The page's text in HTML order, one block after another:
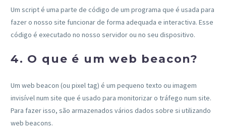
Um script é uma parte de código de um programa que é usada para
fazer o nosso site funcionar de forma adequada e interactiva. Esse
código é executado no nosso servidor ou no seu dispositivo.
4. O que é um web beacon?
Um web beacon (ou pixel tag) é um pequeno texto ou imagem
invisível num site que é usado para monitorizar o tráfego num site.
Para fazer isso, são armazenados vários dados sobre si utilizando
web beacons.